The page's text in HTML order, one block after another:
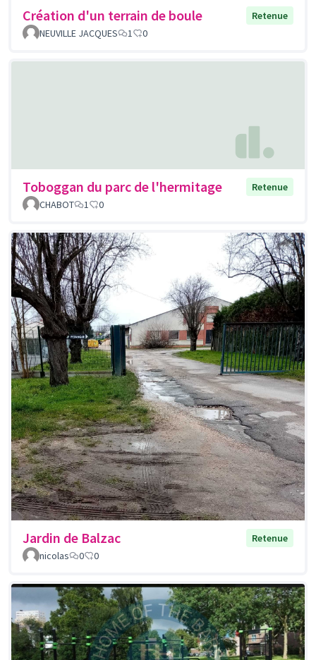
Création d'un terrain de boule
Retenue
NEUVILLE JACQUES
1 0
Toboggan du parc de l'hermitage
Retenue
CHABOT
1 0
Jardin de Balzac
Retenue
nicolas
0 0